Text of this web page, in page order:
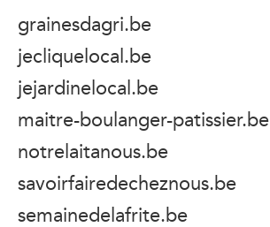
grainesdagri.be
jecliquelocal.be
jejardinelocal.be
maitre-boulanger-patissier.be
notrelaitanous.be
savoirfairedecheznous.be
semainedelafrite.be